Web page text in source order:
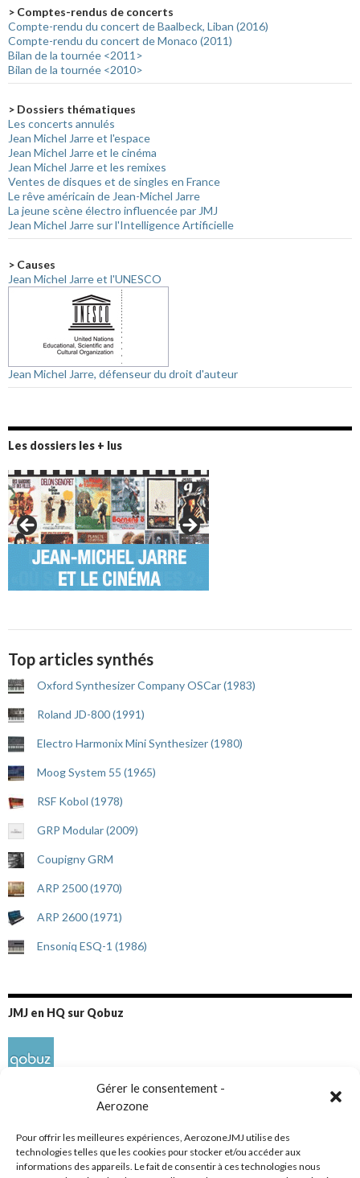
Gérer le consentement -
Aerozone
Pour offrir les meilleures expériences, AerozoneJMJ utilise des
technologies telles que les cookies pour stocker et/ou accéder aux
informations des appareils. Le fait de consentir à ces technologies nous
> Comptes-rendus de concerts
Compte-rendu du concert de Baalbeck, Liban (2016)
Compte-rendu du concert de Monaco (2011)
Bilan de la tournée <2011>
Bilan de la tournée <2010>
> Dossiers thématiques
Les concerts annulés
Jean Michel Jarre et l'espace
Jean Michel Jarre et le cinéma
Jean Michel Jarre et les remixes
Ventes de disques et de singles en France
Le rêve américain de Jean-Michel Jarre
La jeune scène électro influencée par JMJ
Jean Michel Jarre sur l'Intelligence Artificielle
> Causes
Jean Michel Jarre et l'UNESCO
Jean Michel Jarre, défenseur du droit d'auteur
Les dossiers les + lus
Top articles synthés
Oxford Synthesizer Company OSCar (1983)
Roland JD-800 (1991)
Electro Harmonix Mini Synthesizer (1980)
Moog System 55 (1965)
RSF Kobol (1978)
GRP Modular (2009)
Coupigny GRM
ARP 2500 (1970)
ARP 2600 (1971)
Ensoniq ESQ-1 (1986)
JMJ en HQ sur Qobuz
Réseaux sociaux